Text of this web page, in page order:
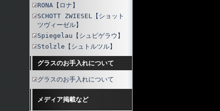
RONA【ロナ】
SCHOTT ZWIESEL【ショット
ツヴィーゼル】
Spiegelau【シュピゲラウ】
Stolzle【シュトルツル】
グラスのお手入れについて
グラスのお手入れについて
メディア掲載など